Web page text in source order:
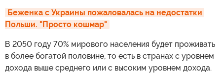
Беженка с Украины пожаловалась на недостатки
Польши. "Просто кошмар"
В 2050 году 70% мирового населения будет проживать
в более богатой половине, то есть в странах с уровнем
дохода выше среднего или с высоким уровнем дохода.